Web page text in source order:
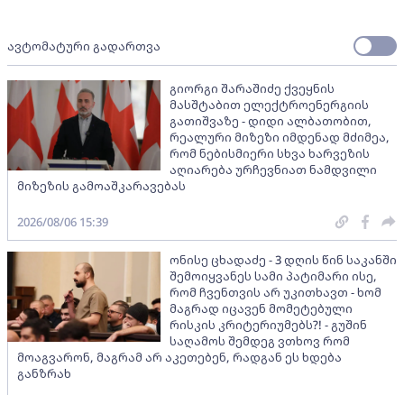
ავტომატური გადართვა
გიორგი შარაშიძე ქვეყნის
მასშტაბით ელექტროენერგიის
გათიშვაზე - დიდი ალბათობით,
რეალური მიზეზი იმდენად მძიმეა,
რომ ნებისმიერი სხვა ხარვეზის
აღიარება ურჩევნიათ ნამდვილი
მიზეზის გამოაშკარავებას
2026/08/06 15:39
ონისე ცხადაძე - 3 დღის წინ საკანში
შემოიყვანეს სამი პატიმარი ისე,
რომ ჩვენთვის არ უკითხავთ - ხომ
მაგრად იცავენ მომეტებული
რისკის კრიტერიუმებს?! - გუშინ
საღამოს შემდეგ ვთხოვ რომ
მოაგვარონ, მაგრამ არ აკეთებენ, რადგან ეს ხდება
განზრახ